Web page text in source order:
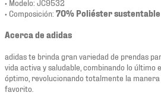
• Modelo: JC9532
• Composición: 70% Poliéster
Acerca de adidas
adidas te brinda gran variedad de prendas
vida activa y saludable, combinando lo último
óptimo, revolucionando totalmente la
favorito.